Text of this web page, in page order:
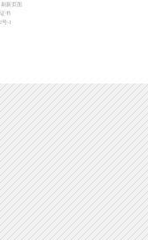
刷新页面
书
号-1